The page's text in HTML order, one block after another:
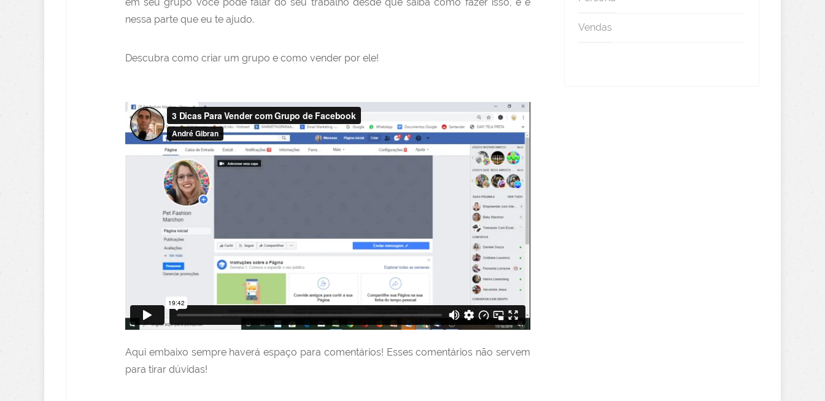
em seu grupo você pode falar do seu trabalho desde que saiba como fazer isso, e é
nessa parte que eu te ajudo.
Descubra como criar um grupo e como vender por ele!
Aqui embaixo sempre haverá espaço para comentários! Esses comentários não servem
para tirar dúvidas!
Vendas